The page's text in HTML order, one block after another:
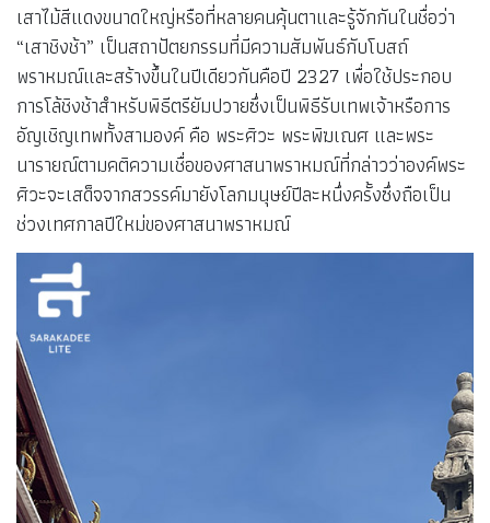
เสาไม้สีแดงขนาดใหญ่หรือที่หลายคนคุ้นตาและรู้จักกันในชื่อว่า
“เสาชิงช้า” เป็นสถาปัตยกรรมที่มีความสัมพันธ์กับโบสถ์
พราหมณ์และสร้างขึ้นในปีเดียวกันคือปี 2327 เพื่อใช้ประกอบ
การโล้ชิงช้าสำหรับพิธีตรียัมปวายซึ่งเป็นพิธีรับเทพเจ้าหรือการ
อัญเชิญเทพทั้งสามองค์ คือ พระศิวะ พระพิฆเณศ และพระ
นารายณ์ตามคติความเชื่อของศาสนาพราหมณ์ที่กล่าวว่าองค์พระ
ศิวะจะเสด็จจากสวรรค์มายังโลกมนุษย์ปีละหนึ่งครั้งซึ่งถือเป็น
ช่วงเทศกาลปีใหม่ของศาสนาพราหมณ์